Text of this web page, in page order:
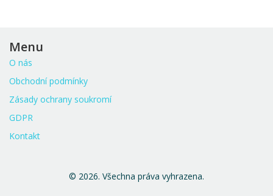
Menu
O nás
Obchodní podmínky
Zásady ochrany soukromí
GDPR
Kontakt
© 2026. Všechna práva vyhrazena.